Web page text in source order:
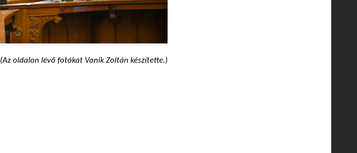
(Az oldalon lévő fotókat Vanik Zoltán készítette.)